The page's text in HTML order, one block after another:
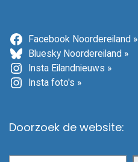
Facebook Noordereiland »
Bluesky Noordereiland »
Insta Eilandnieuws »
Insta foto's »
Doorzoek de website: